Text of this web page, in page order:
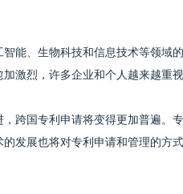
能、生物科技和信息技术等领域
激烈，许多企业和个人越来越重
跨国专利申请将变得更加普遍。
发展也将对专利申请和管理的方